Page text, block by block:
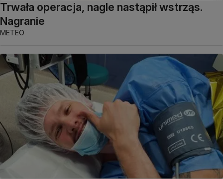
Trwała operacja, nagle nastąpił wstrząs.
Nagranie
METEO